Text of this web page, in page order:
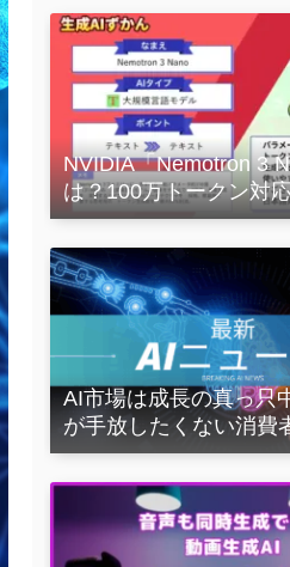
NVIDIA「Nemotron 3
は？100万トークン対
LLMを徹底解説
AI市場は成長の真っ只
が手放したくない消費
とは？